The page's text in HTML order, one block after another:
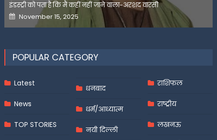
इंडस्ट्री को पता है कि मैं कहीं नहीं जाने वाला-अरशद वारसी
Posted
on
November 15, 2025
POPULAR CATEGORY
Latest
News
TOP STORIES
धनबाद
धर्म/आध्यात्म
नयी दिल्ली
राशिफल
राष्ट्रीय
लखनऊ